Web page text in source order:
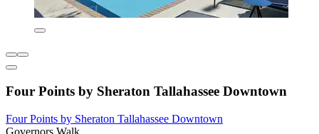
Four Points by Sheraton Tallahassee Downtown
Four Points by Sheraton Tallahassee Downtown
Governors Walk